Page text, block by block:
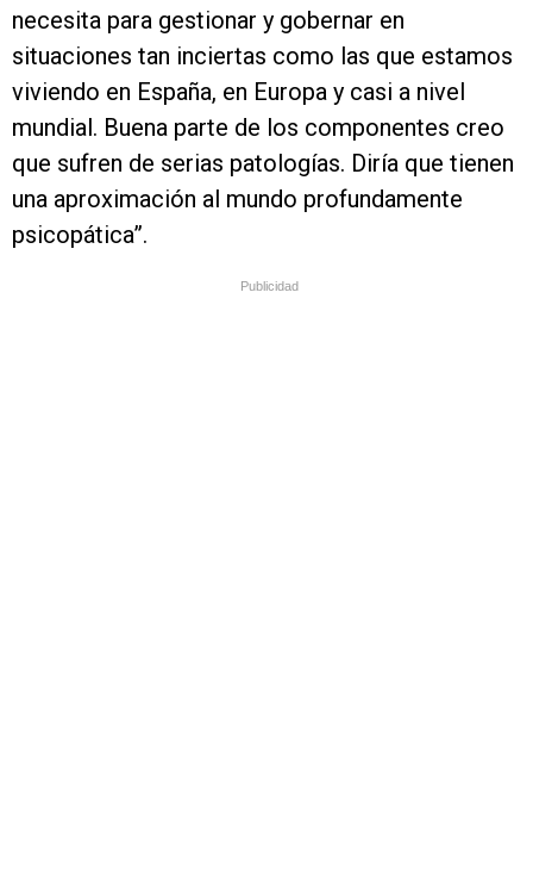
necesita para gestionar y gobernar en
situaciones tan inciertas como las que estamos
viviendo en España, en Europa y casi a nivel
mundial. Buena parte de los componentes creo
que sufren de serias patologías. Diría que tienen
una aproximación al mundo profundamente
psicopática”.
Publicidad